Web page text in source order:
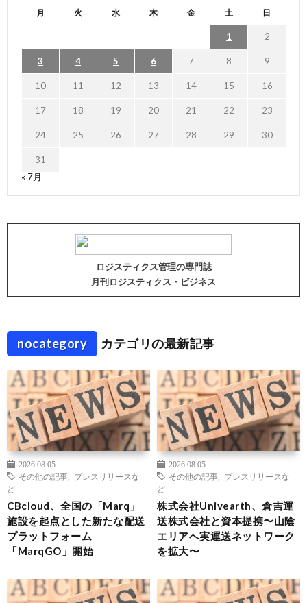
月 火 水 木 金 土 日
1 2
3 4 5 6 7 8 9
10 11 12 13 14 15 16
17 18 19 20 21 22 23
24 25 26 27 28 29 30
31
« 7月
ロジスティクス管理の専門誌
月刊ロジスティクス・ビジネス
nocategory カテゴリの最新記事
2026.08.05
その他の記事
プレスリリースな
ど
CBcloud、全国の「Marq」
施設を起点とした新たな配送
プラットフォーム
「MarqGO」開始
2026.08.05
その他の記事
プレスリリースな
ど
株式会社Univearth、倉吉運
送株式会社と資本提携〜山陰
エリアへ実運送ネットワーク
を拡大〜